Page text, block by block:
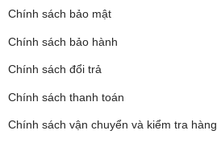
Chính sách bảo mật
Chính sách bảo hành
Chính sách đổi trả
Chính sách thanh toán
Chính sách vận chuyển và kiểm tra hàng